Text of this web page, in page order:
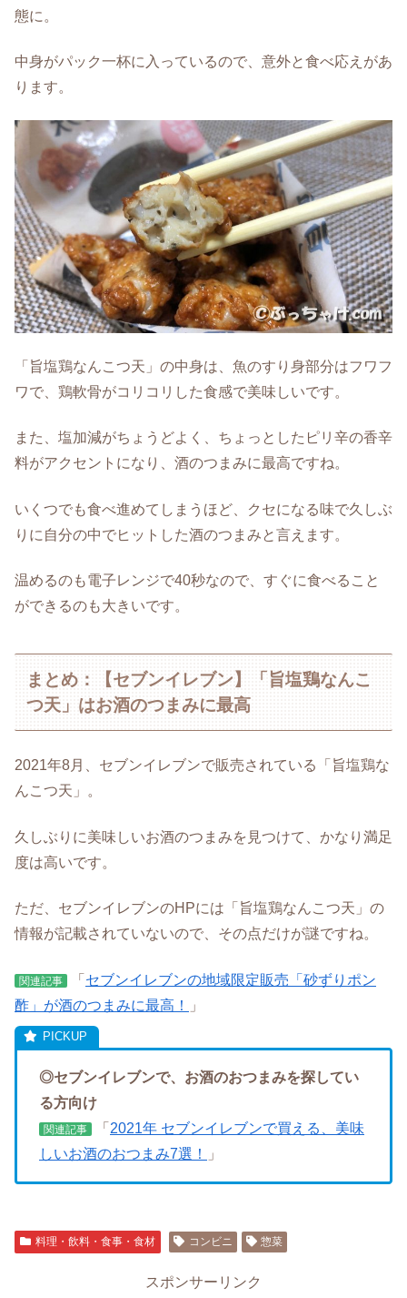
態に。
中身がパック一杯に入っているので、意外と食べ応えがあ
ります。
「旨塩鶏なんこつ天」の中身は、魚のすり身部分はフワフ
ワで、鶏軟骨がコリコリした食感で美味しいです。
また、塩加減がちょうどよく、ちょっとしたピリ辛の香辛
料がアクセントになり、酒のつまみに最高ですね。
いくつでも食べ進めてしまうほど、クセになる味で久しぶ
りに自分の中でヒットした酒のつまみと言えます。
温めるのも電子レンジで40秒なので、すぐに食べること
ができるのも大きいです。
まとめ：【セブンイレブン】「旨塩鶏なんこ
つ天」はお酒のつまみに最高
2021年8月、セブンイレブンで販売されている「旨塩鶏な
んこつ天」。
久しぶりに美味しいお酒のつまみを見つけて、かなり満足
度は高いです。
ただ、セブンイレブンのHPには「旨塩鶏なんこつ天」の
情報が記載されていないので、その点だけが謎ですね。
関連記事 「 セブンイレブンの地域限定販売「砂ずりポン
酢」が酒のつまみに最高！
」
◎セブンイレブンで、お酒のおつまみを探してい
る方向け
関連記事 「 2021年 セブンイレブンで買える、美味
しいお酒のおつまみ7選！
」
料理・飲料・食事・食材 コンビニ 惣菜
スポンサーリンク